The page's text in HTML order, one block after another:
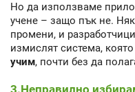
Но да използваме
учене – защо пък не.
промени, и
измислят система, която
учим, почти без да
3.Неправилно